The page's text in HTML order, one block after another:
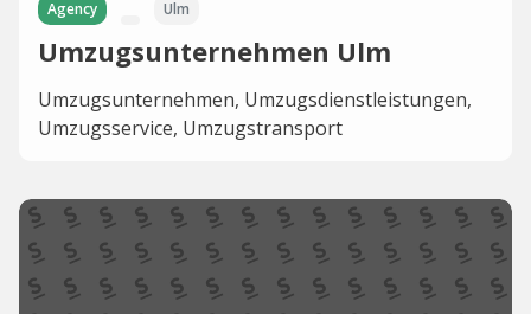
Agency Ulm
Umzugsunternehmen Ulm
Umzugsunternehmen, Umzugsdienstleistungen,
Umzugsservice, Umzugstransport